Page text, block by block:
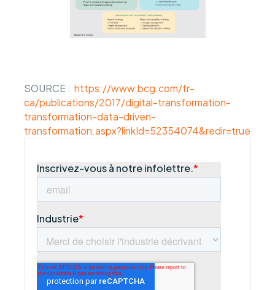
SOURCE :https://www.bcg.com/fr-
ca/publications/2017/digital-transformation-
transformation-data-driven-
transformation.aspx?linkId=52354074&redir=true